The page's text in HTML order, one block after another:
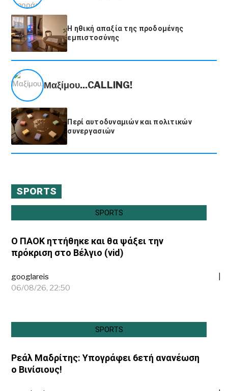
Η ηθική απαξία της προδομένης
εμπιστοσύνης
Περί αυτοδυναμιών και πολιτικών
συνεργασιών
Μαξίμου...CALLING!
SPORTS
SPORTS
Ο ΠΑΟΚ ηττήθηκε και θα ψάξει την
πρόκριση στο Βέλγιο (vid)
googlareis
06/08/26, 22:50
SPORTS
Ρεάλ Μαδρίτης: Υπογράφει 6ετή ανανέωση
ο Βινίσιους!